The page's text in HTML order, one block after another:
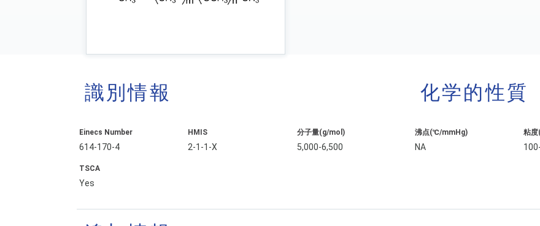
識別情報
Einecs Number
614-170-4
HMIS
2-1-1-X
分子量(g/mol)
5,000-6,500
TSCA
Yes
化学的性質
沸点(℃/mmHg)
NA
粘